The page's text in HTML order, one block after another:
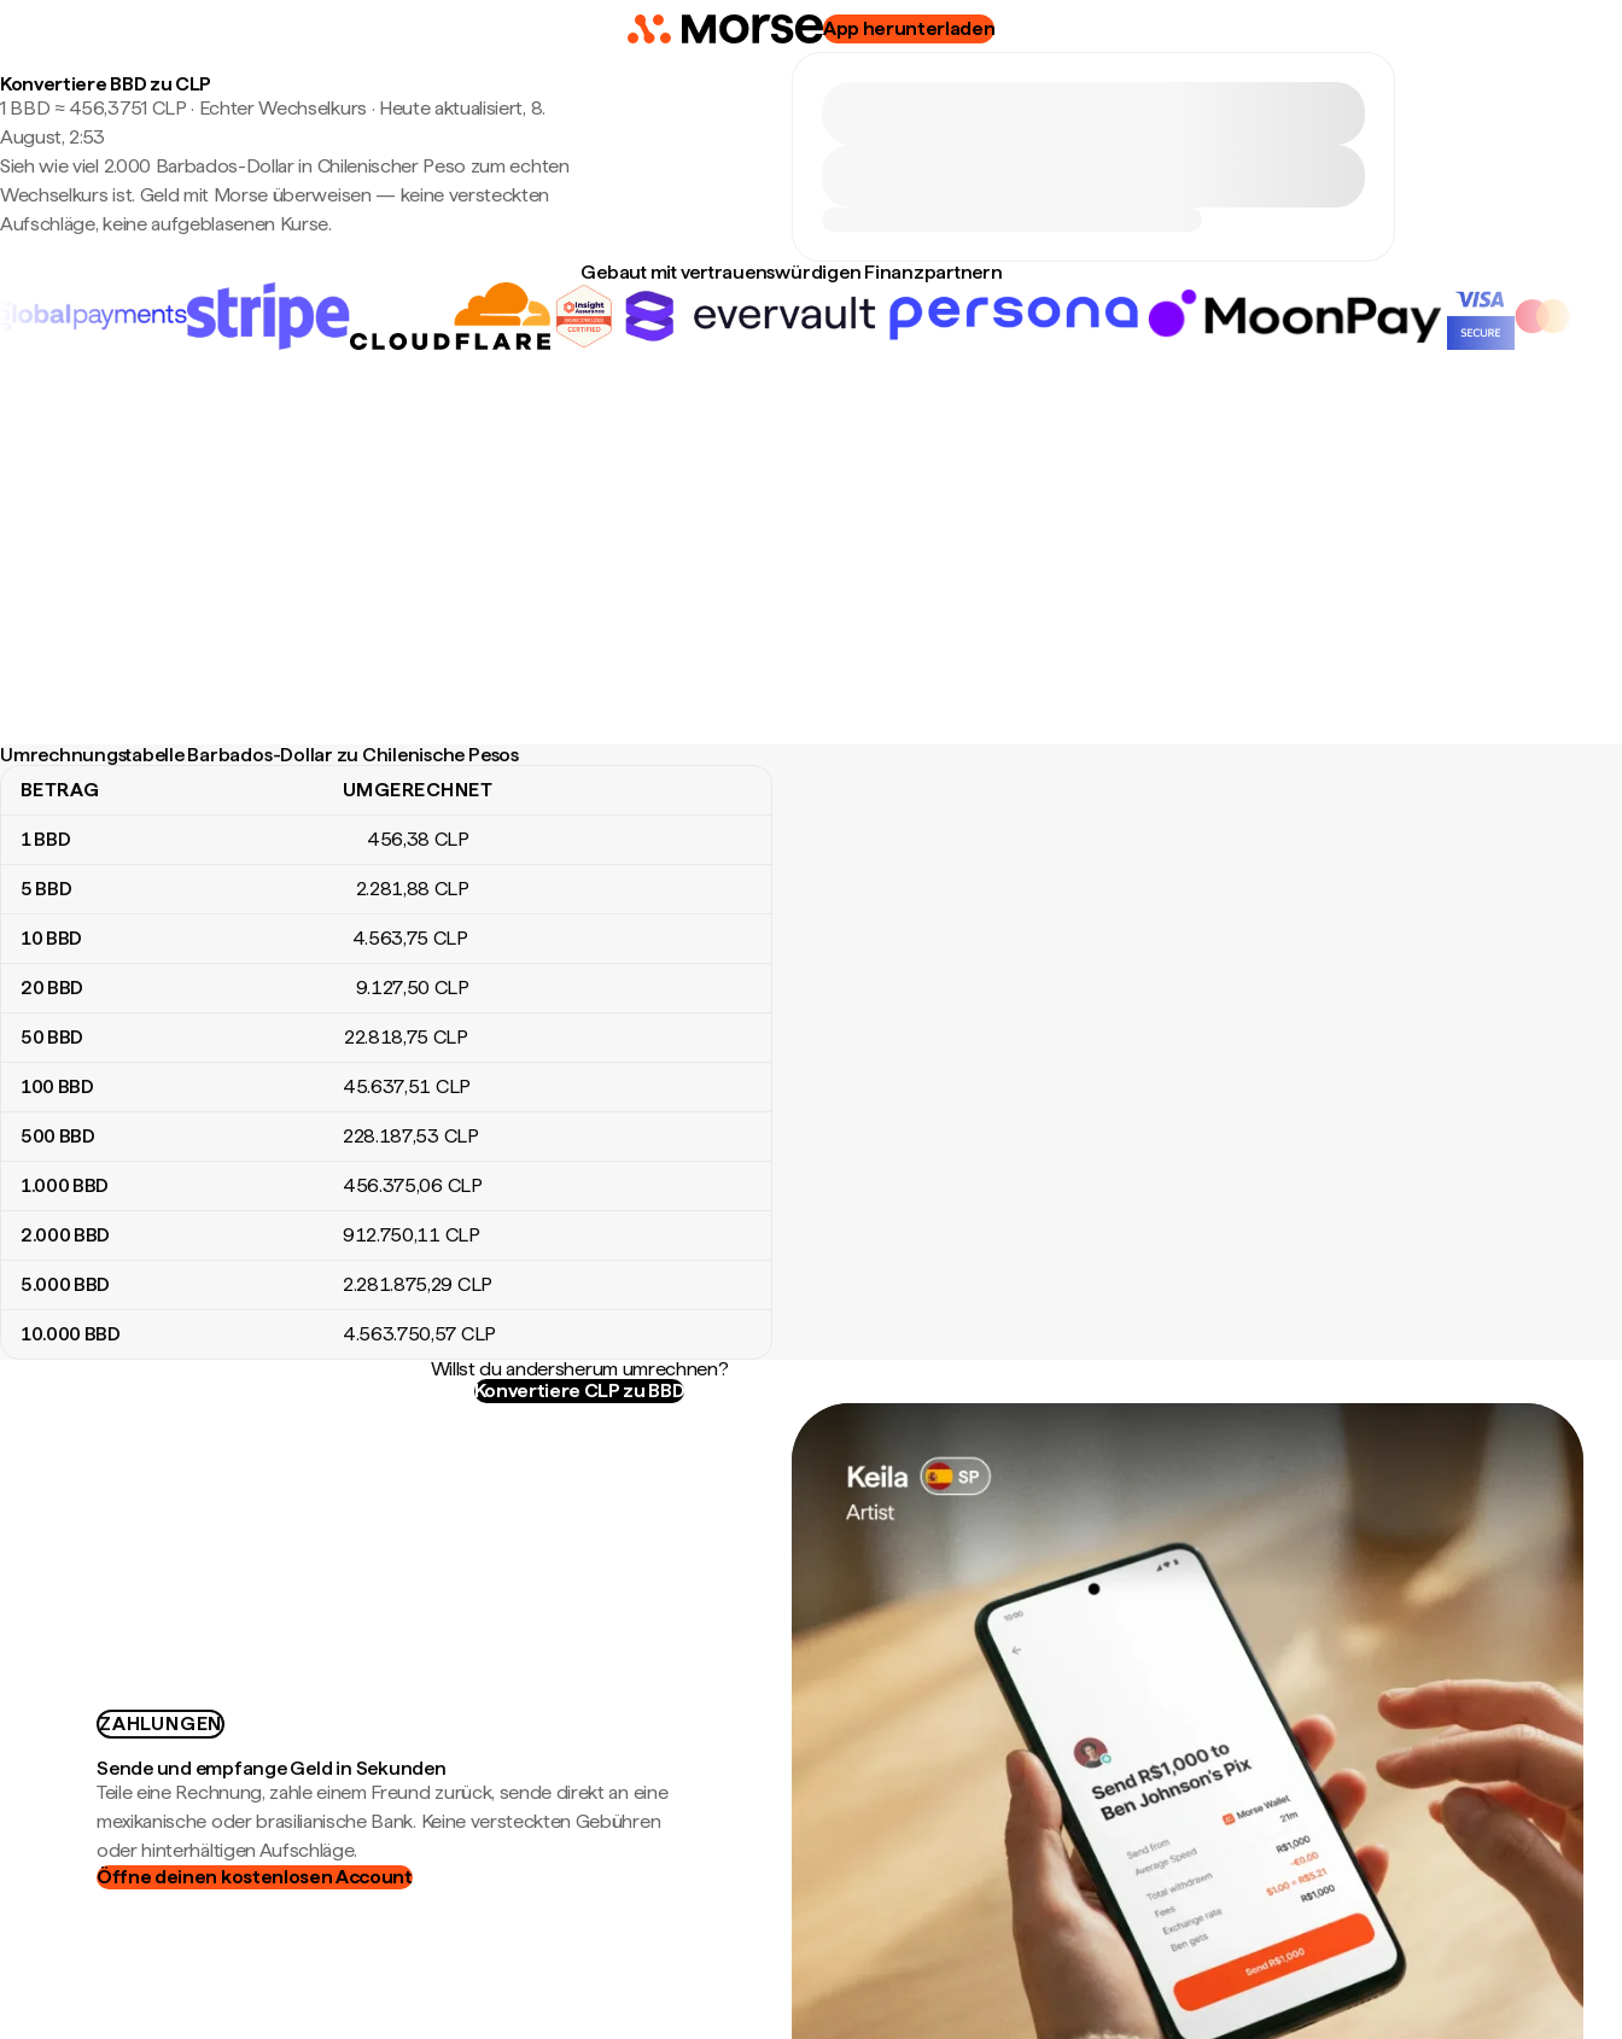
App herunterladen
Konvertiere BBD zu CLP
1 BBD ≈ 456,3751 CLP · Echter Wechselkurs · Heute aktualisiert, 8.
August, 2:53
Sieh wie viel 2.000 Barbados-Dollar in Chilenischer Peso zum echten
Wechselkurs ist. Geld mit Morse überweisen — keine versteckten
Aufschläge, keine aufgeblasenen Kurse.
Gebaut mit vertrauenswürdigen Finanzpartnern
Umrechnungstabelle Barbados-Dollar zu Chilenische Pesos
Umrechnungstabelle Barbados-Dollar zu Chilenische Pesos
BETRAG UMGERECHNET
1BBD 456,38 CLP
5 BBD 2.281,88 CLP
10 BBD 4.563,75 CLP
20 BBD 9.127,50 CLP
50 BBD 22.818,75 CLP
100 BBD 45.637,51 CLP
500 BBD 228.187,53 CLP
1.000 BBD 456.375,06 CLP
2.000 BBD 912.750,11 CLP
5.000 BBD 2.281.875,29 CLP
10.000 BBD 4.563.750,57 CLP
Willst du andersherum umrechnen?
Konvertiere CLP zu BBD
ZAHLUNGEN
Sende und empfange Geld in Sekunden
Teile eine Rechnung, zahle einem Freund zurück, sende direkt an eine
mexikanische oder brasilianische Bank. Keine versteckten Gebühren
oder hinterhältigen Aufschläge.
Öffne deinen kostenlosen Account